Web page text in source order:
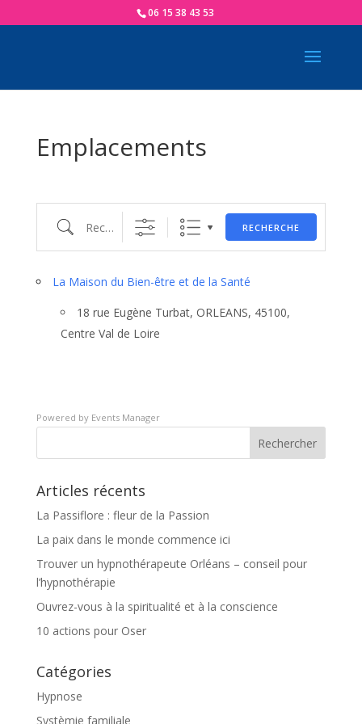
06 15 38 43 53
Emplacements
Recherche RECHERCHE
La Maison du Bien-être et de la Santé
18 rue Eugène Turbat, ORLEANS, 45100,
Centre Val de Loire
Powered by Events Manager
Articles récents
La Passiflore : fleur de la Passion
La paix dans le monde commence ici
Trouver un hypnothérapeute Orléans – conseil pour
l’hypnothérapie
Ouvrez-vous à la spiritualité et à la conscience
10 actions pour Oser
Catégories
Hypnose
Systèmie familiale